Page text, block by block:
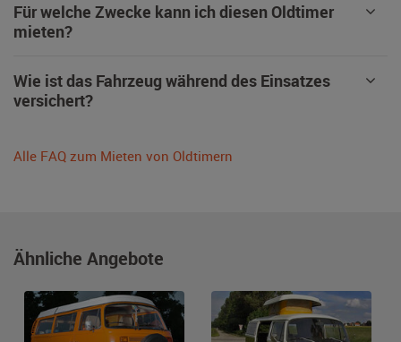
Für welche Zwecke kann ich diesen Oldtimer
mieten?
Wie ist das Fahrzeug während des Einsatzes
versichert?
Alle FAQ zum Mieten von Oldtimern
Ähnliche Angebote